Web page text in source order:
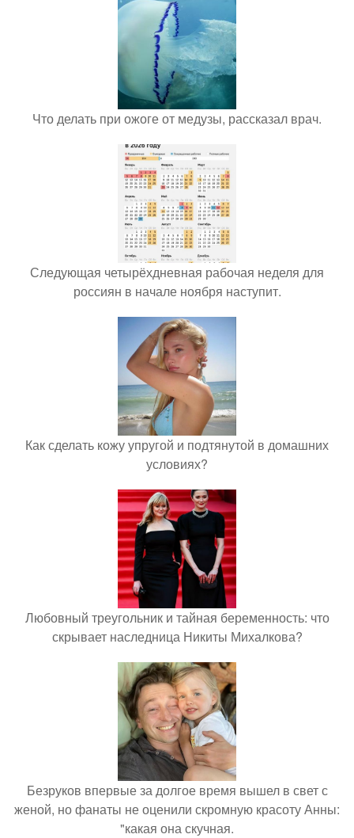
Что делать при ожоге от медузы, рассказал врач.
Следующая четырёхдневная рабочая неделя для
россиян в начале ноября наступит.
Как сделать кожу упругой и подтянутой в домашних
условиях?
Любовный треугольник и тайная беременность: что
скрывает наследница Никиты Михалкова?
Безруков впервые за долгое время вышел в свет с
женой, но фанаты не оценили скромную красоту Анны:
"какая она скучная.